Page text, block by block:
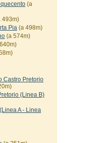
(a
Pia(a 498m)
(a 574m)
Castro Pretorio
(Linea B)
A - Linea